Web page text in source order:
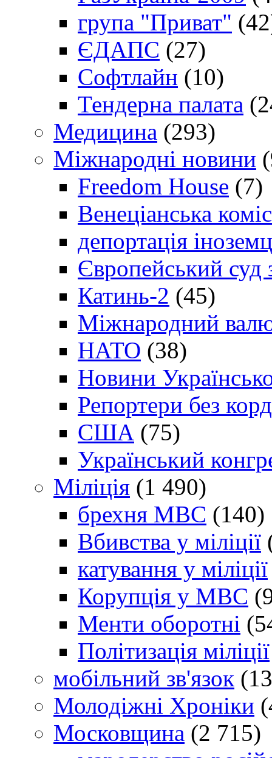
група "Приват"
ЄДАПС (27)
Софтлайн (10)
Тендерна палата
Медицина (293)
Міжнародні новини
Freedom House (7)
Венеціанська
депортація
Європейський
Катинь-2 (45)
Міжнародний
НАТО (38)
Новини
Репортери без
США (75)
Український
Міліція (1 490)
брехня МВС (140)
Вбивства у міліції
катування у міліції
Корупція у МВС
Менти оборотні
Політизація міліції
мобільний зв'язок
Молодіжні Хроніки
Московщина (2 715)